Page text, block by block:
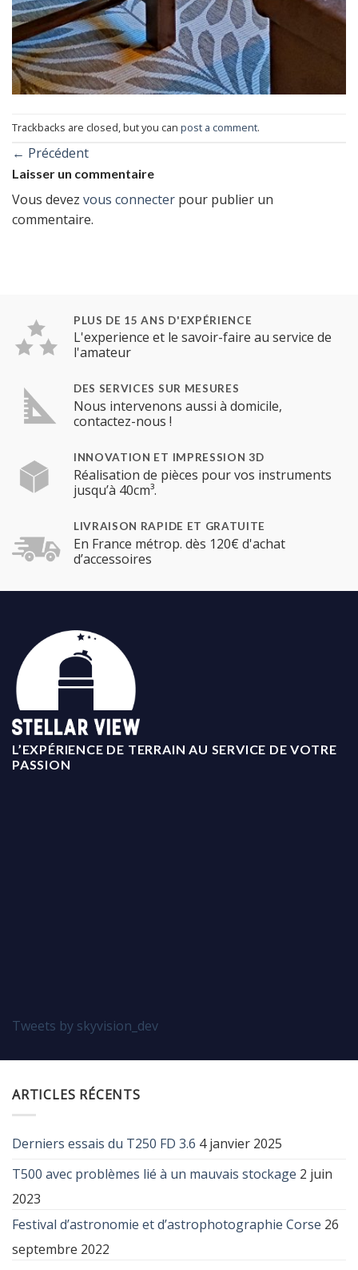
Trackbacks are closed, but you can post a comment.
← Précédent
Laisser un commentaire
Vous devez vous connecter pour publier un
commentaire.
PLUS DE 15 ANS D'EXPÉRIENCE
L'experience et le savoir-faire au service de
l'amateur
DES SERVICES SUR MESURES
Nous intervenons aussi à domicile,
contactez-nous !
INNOVATION ET IMPRESSION 3D
Réalisation de pièces pour vos instruments
jusqu’à 40cm³.
LIVRAISON RAPIDE ET GRATUITE
En France métrop. dès 120€ d'achat
d’accessoires
L’EXPÉRIENCE DE TERRAIN AU SERVICE DE VOTRE
PASSION
Tweets by skyvision_dev
ARTICLES RÉCENTS
Derniers essais du T250 FD 3.6 4 janvier 2025
T500 avec problèmes lié à un mauvais stockage 2 juin
2023
Festival d’astronomie et d’astrophotographie Corse 26
septembre 2022